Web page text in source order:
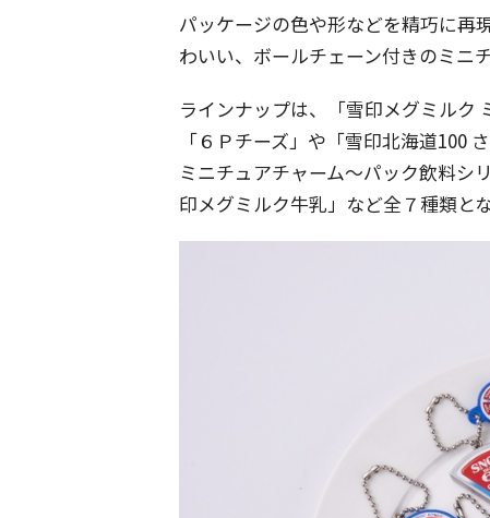
パッケージの色や形などを精巧に再
わいい、ボールチェーン付きのミニ
ラインナップは、「雪印メグミルク
「６Ｐチーズ」や「雪印北海道100
ミニチュアチャーム～パック飲料シ
印メグミルク牛乳」など全７種類とな